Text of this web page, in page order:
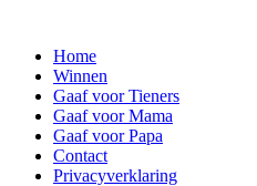
Home
Winnen
Gaaf voor Tieners
Gaaf voor Mama
Gaaf voor Papa
Contact
Privacyverklaring